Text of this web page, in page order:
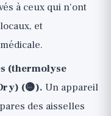
à ceux qui n'ont
et
(thermolyse
(🟡). Un appareil
des aisselles